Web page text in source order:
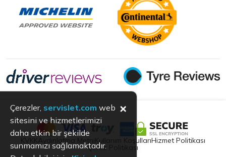
Aydınlatma Metni Kullanım KoşullarıHizmet Politikası
Çerez Politikası
Çerezler, servislet.com web
sitesini ve hizmetlerimizi
daha etkin bir şekilde
sunmamızı sağlamaktadır.
×